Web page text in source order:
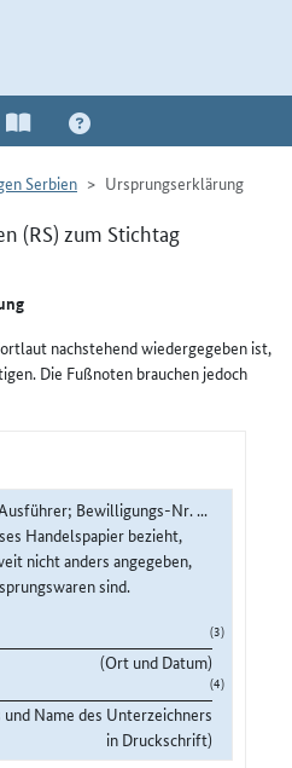
Serbien Ursprungserklärung
(RS) zum Stichtag
nachstehend wiedergegeben ist,
Die Fußnoten brauchen jedoch
Bewilligungs-Nr. ...
Handelspapier bezieht,
nicht anders angegeben,
sind.
(3)
(Ort und Datum)
(4)
Name des Unterzeichners
in Druckschrift)